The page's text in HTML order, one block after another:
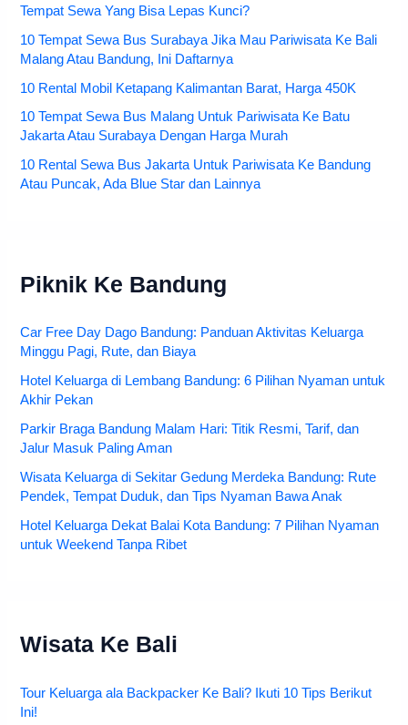
Tempat Sewa Yang Bisa Lepas Kunci?
10 Tempat Sewa Bus Surabaya Jika Mau Pariwisata Ke Bali
Malang Atau Bandung, Ini Daftarnya
10 Rental Mobil Ketapang Kalimantan Barat, Harga 450K
10 Tempat Sewa Bus Malang Untuk Pariwisata Ke Batu
Jakarta Atau Surabaya Dengan Harga Murah
10 Rental Sewa Bus Jakarta Untuk Pariwisata Ke Bandung
Atau Puncak, Ada Blue Star dan Lainnya
Piknik Ke Bandung
Car Free Day Dago Bandung: Panduan Aktivitas Keluarga
Minggu Pagi, Rute, dan Biaya
Hotel Keluarga di Lembang Bandung: 6 Pilihan Nyaman untuk
Akhir Pekan
Parkir Braga Bandung Malam Hari: Titik Resmi, Tarif, dan
Jalur Masuk Paling Aman
Wisata Keluarga di Sekitar Gedung Merdeka Bandung: Rute
Pendek, Tempat Duduk, dan Tips Nyaman Bawa Anak
Hotel Keluarga Dekat Balai Kota Bandung: 7 Pilihan Nyaman
untuk Weekend Tanpa Ribet
Wisata Ke Bali
Tour Keluarga ala Backpacker Ke Bali? Ikuti 10 Tips Berikut
Ini!